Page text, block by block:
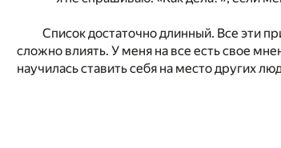
Список достаточно длинный. Все эти
сложно влиять. У меня на все есть свое
научилась ставить себя на место других